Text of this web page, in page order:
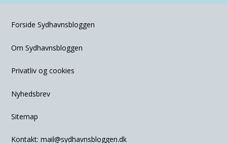
Forside Sydhavnsbloggen
Om Sydhavnsbloggen
Privatliv og cookies
Nyhedsbrev
Sitemap
Kontakt:mail@sydhavnsbloggen.dk